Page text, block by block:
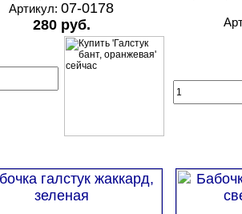
Артикул: 07-0178
280 руб.